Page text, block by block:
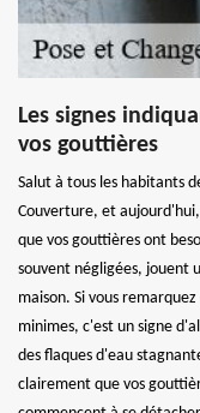
Les signes
vos gouttières
Salut à tous les habitants
Couverture, et
que vos gouttières ont
souvent négligées, jouent
maison. Si vous
minimes, c'est un signe
des flaques d'eau
clairement que vos